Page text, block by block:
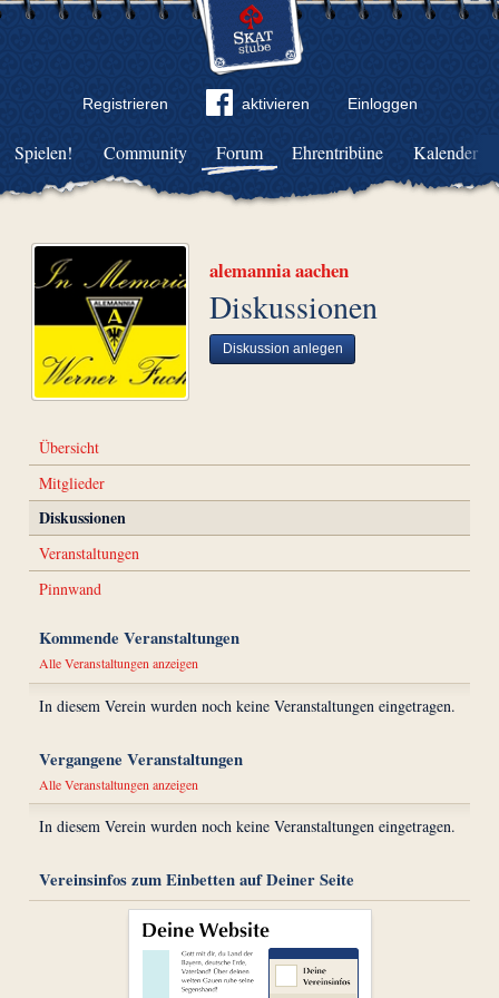
Registrieren aktivieren Einloggen
Community Forum Ehrentribüne Kalender
Spielen!
alemannia aachen
Diskussionen
Diskussion anlegen
Übersicht
Mitglieder
Diskussionen
Veranstaltungen
Pinnwand
Kommende Veranstaltungen
Alle Veranstaltungen anzeigen
In diesem Verein wurden noch keine Veranstaltungen eingetragen.
Vergangene Veranstaltungen
Alle Veranstaltungen anzeigen
In diesem Verein wurden noch keine Veranstaltungen eingetragen.
Vereinsinfos zum Einbetten auf Deiner Seite